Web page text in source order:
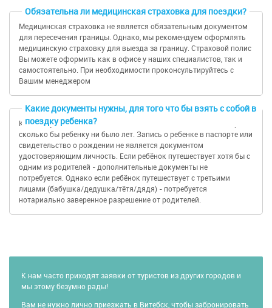
белокаменные стены, расписные башенки,
купол деревянного храма, лопасти ветряной
мельницы, сказочные, будто игрушечные
крыши видно издалека. Вход в сам кремль
бесплатный, стоимость входных билетов в
музеи или выставки составляет от 200 до 350
рублей.
Заселение в отель. Свободное время в городе
либо:
Вечерняя автобусная экскурсия по
городу«Огни ночной Москвы!»(1000 рос. руб.,
дети до 16 лет- 800 рос. руб.): Вечером, в
огнях подсветки, столица особенно
романтична. Вы начнете экскурсию со
современных небоскребов Москва-сити.
Профессиональный гид обогатит ваши
знания о Москве. Вы узнаете, как Москва
стала одним из ярчайших городов мира.
Обязательна ли медицинская страховка для поездки?
Медицинская страховка не является обязательным документом
для пересечения границы. Однако, мы рекомендуем оформлять
медицинскую страховку для выезда за границу. Страховой полис
Вы можете оформить как в офисе у наших специалистов, так и
самостоятельно. При необходимости проконсультируйтесь с
Вашим менеджером
Какие документы нужны, для того что бы взять с собой в
поездку ребенка?
Каждый участник поездки должен иметь собственный паспорт,
сколько бы ребенку ни было лет. Запись о ребенке в паспорте или
свидетельство о рождении не является документом
удостоверяющим личность. Если ребёнок путешествует хотя бы с
одним из родителей - дополнительные документы не
потребуется. Однако если ребёнок путешествует с третьими
лицами (бабушка/дедушка/тётя/дядя) - потребуется
нотариально заверенное разрешение от родителей.
К нам часто приходят заявки от туристов из других городов и
мы этому безумно рады!
Вам не нужно лично приезжать в Витебск, чтобы забронировать